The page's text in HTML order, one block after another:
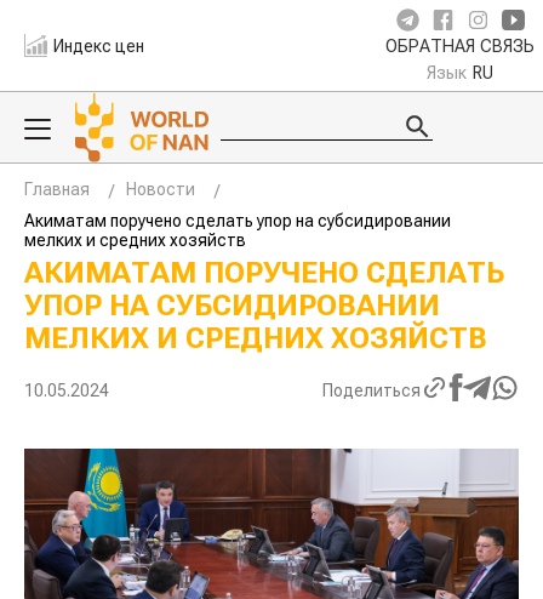
Индекс цен ОБРАТНАЯ СВЯЗЬ
Язык RU
Главная
Новости
Акиматам поручено сделать упор на субсидировании
мелких и средних хозяйств
АКИМАТАМ ПОРУЧЕНО СДЕЛАТЬ
УПОР НА СУБСИДИРОВАНИИ
МЕЛКИХ И СРЕДНИХ ХОЗЯЙСТВ
10.05.2024 Поделиться